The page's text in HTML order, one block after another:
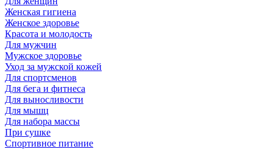
Женская гигиена
Женское здоровье
Красота и молодость
Для мужчин
Мужское здоровье
Уход за мужской кожей
Для спортсменов
Для бега и фитнеса
Для выносливости
Для мышц
Для набора массы
При сушке
Спортивное питание